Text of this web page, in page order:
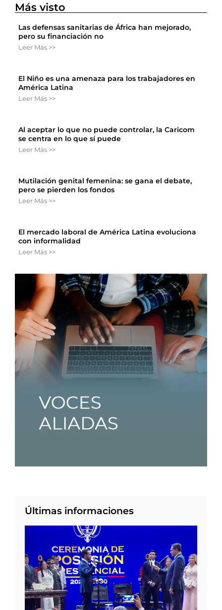
Más visto
Las defensas sanitarias de África han mejorado,
pero su financiación no
Leer Más >>
El Niño es una amenaza para los trabajadores en
América Latina
Leer Más >>
Al aceptar lo que no puede controlar, la Caricom
se centra en lo que sí puede
Leer Más >>
Mutilación genital femenina: se gana el debate,
pero se pierden los fondos
Leer Más >>
El mercado laboral de América Latina evoluciona
con informalidad
Leer Más >>
Últimas informaciones